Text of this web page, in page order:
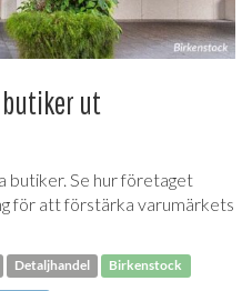
butiker ut
butiker. Se hur företaget
för att förstärka varumärkets
Detaljhandel Birkenstock